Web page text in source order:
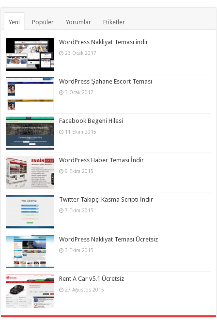
Yeni Popüler Yorumlar Etiketler
WordPress Nakliyat Teması indir
23 Ocak 2017
WordPress Şahane Escort Teması
3 Ocak 2017
Facebook Begeni Hilesi
11 Ekim 2015
WordPress Haber Teması İndir
9 Ekim 2015
Twitter Takipçi Kasma Scripti İndir
7 Ekim 2015
WordPress Nakliyat Teması Ücretsiz
3 Ekim 2015
Rent A Car v5.1 Ücretsiz
27 Ağustos 2015